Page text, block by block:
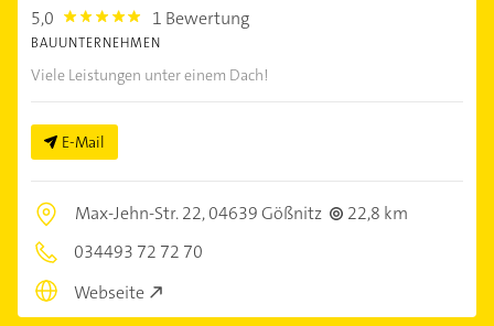
5,0 5.0 1 Bewertung
BAUUNTERNEHMEN
Viele Leistungen unter einem Dach!
E-Mail
Max-Jehn-Str. 22,04639 Gößnitz
22,8 km
034493 72 72 70
Webseite